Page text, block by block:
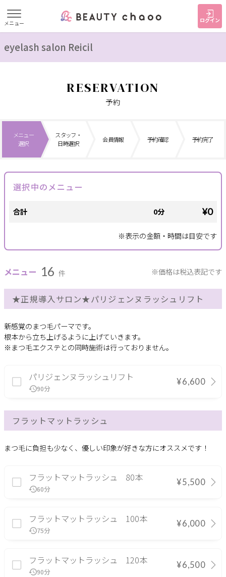
メニュー ログイン
すでに会員の方
ログイン 新規会員登録
ヘア・メイク
リラク・整体
サービス
大人女子トピック
サポート
よくある質問
運営会社
お知らせ
掲載店様
掲載店様ログイン
eyelash salon Reicil
RESERVATION
予約
メニュー
選択
スタッフ・
日時選択
会員情報 予約確認 予約完了
選択中のメニュー
合計 0分 ¥0
※表示の金額・時間は目安です
メニュー 16 件 ※価格は税込表記です
★正規導入サロン★パリジェンヌラッシュリフト
新感覚のまつ毛パーマです。
根本から立ち上げるように上げていきます。
※まつ毛エクステとの同時施術は行っておりません。
パリジェンヌラッシュリフト
90分
¥6,600
フラットマットラッシュ
まつ毛に負担も少なく、優しい印象が好きな方にオススメです！
フラットマットラッシュ 80本
60分
¥5,500
フラットマットラッシュ 100本
75分
¥6,000
フラットマットラッシュ 120本
90分
¥6,500